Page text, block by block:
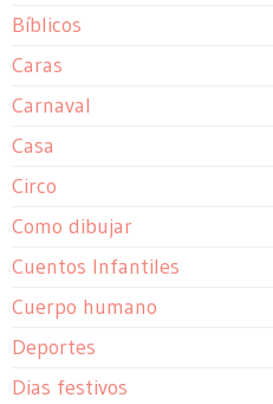
Bíblicos
Caras
Carnaval
Casa
Circo
Como dibujar
Cuentos Infantiles
Cuerpo humano
Deportes
Dias festivos